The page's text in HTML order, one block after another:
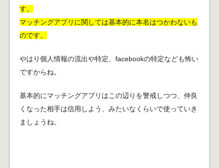
す。
マッチングアプリに関しては基本的に本名はつかわないも
のです。
やはり個人情報の流出や特定、facebookの特定なども怖い
ですからね。
基本的にマッチングアプリはこの辺りを警戒しつつ、仲良
くなった相手は信用しよう、みたいなくらいで使っていき
ましょうね。